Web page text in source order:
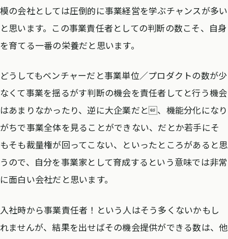
模の会社としては圧倒的に事業経営を学ぶチャンスが多い
と思います。この事業責任者としての判断の数こそ、自身
を育てる一番の栄養だと思います。
どうしてもベンチャーだと事業単位／プロダクトの数が少
なくて事業を揺るがす判断の機会を責任者してと行う機会
はあまりなかったり、逆に大企業だと、機能分化になり
がちで事業全体を見ることができない、だとか若手にそ
もそも裁量権が回ってこない、といったところがあると思
うので、自分を事業家として育成するという意味では非常
に面白い会社だと思います。
入社時から事業責任者！という人はそう多くないかもし
れませんが、結果を出せばその機会提供ができる数は、他